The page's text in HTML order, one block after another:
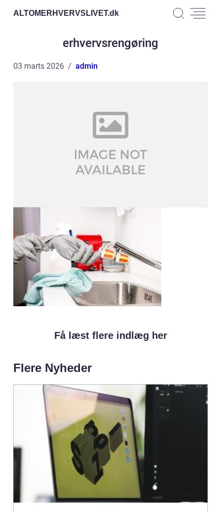
ALTOMERHVERVSLIVET.dk
erhvervsrengøring
03 marts 2026 admin
Få læst flere indlæg her
Flere Nyheder